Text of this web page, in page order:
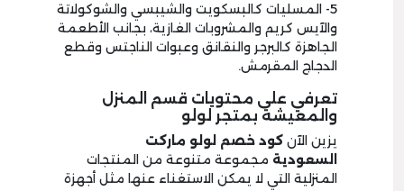
5- المسليات كالبسكويت والشيبسي والشوكولاتة
والآيس كريم والمشروبات الغازية، بجانب الأطعمة
الجاهزة كالبرجر والنقانق وعبوات الناجتس وقطع
الدجاج المقرمش.
تعرفي على محتويات قسم المنزل
والمعيشة بمتجر لولو
يزين الآن كود خصم لولو ماركت
السعودية مجموعة متنوعة من المنتجات
المنزلية التي لا يمكن الاستغناء عنها مثل أجهزة